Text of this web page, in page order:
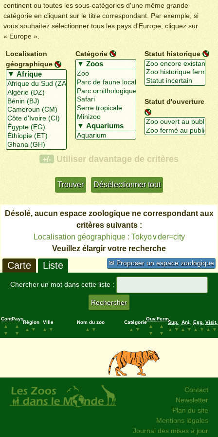
continent ou toutes les sous-catégories d'une même grande
catégorie en cliquant sur le titre correspondant. Par exemple, si
vous souhaitez sélectionner tous les pays d'Europe, cliquez sur
« Europe ».
Localisation
géographique
Catégorie Statut historique
Statut d'ouverture
+/- Utiliser davantage de critères
Désolé, aucun espace zoologique ne correspondant aux
critères suivants :
Localisation géographique : Tokyo∨der=city
Veuillez élargir votre recherche
✉ Proposer un espace zoologique
Carte Liste
Chercher un mot dans cette liste :
Cont.
▲
▼
Pays
▲
▼
Région
▲
▼
Ville
▲
▼
Nom du zoo
▲
▼
Catégorie
▲
▼
Ouv.
▲
▼
Ferm.
▲
▼
Sup.
▲
▼
Ani.
▲
▼
Esp.
▲
▼
Visit.
▲
▼
Contact
Newsletter
Plan du site
Mentions légales
Journal des mises à jour